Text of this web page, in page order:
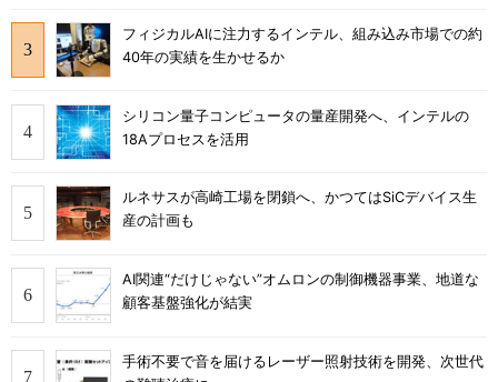
フィジカルAIに注力するインテル、組み込み市場での約
40年の実績を生かせるか
シリコン量子コンピュータの量産開発へ、インテルの
18Aプロセスを活用
ルネサスが高崎工場を閉鎖へ、かつてはSiCデバイス生
産の計画も
AI関連“だけじゃない”オムロンの制御機器事業、地道な
顧客基盤強化が結実
手術不要で音を届けるレーザー照射技術を開発、次世代